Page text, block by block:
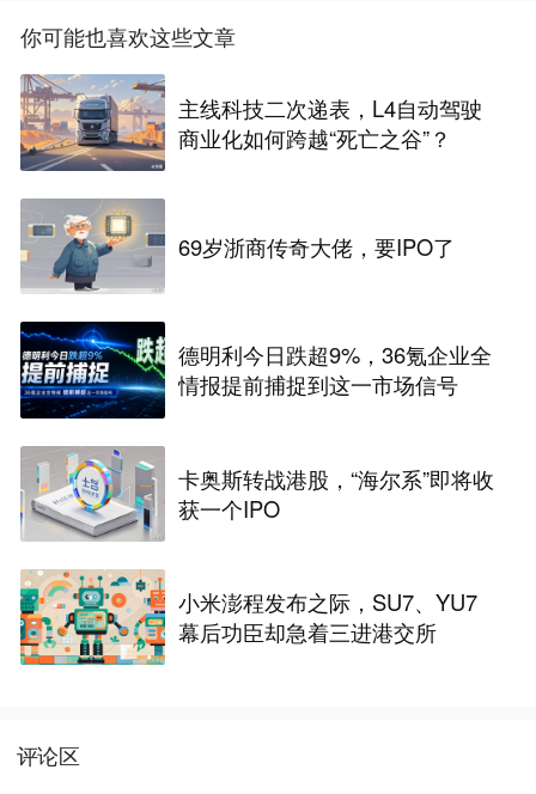
你可能也喜欢这些文章
主线科技二次递表，L4自动驾驶
商业化如何跨越“死亡之谷”？
69岁浙商传奇大佬，要IPO了
德明利今日跌超9%，36氪企业全
情报提前捕捉到这一市场信号
卡奥斯转战港股，“海尔系”即将收
获一个IPO
小米澎程发布之际，SU7、YU7
幕后功臣却急着三进港交所
评论区